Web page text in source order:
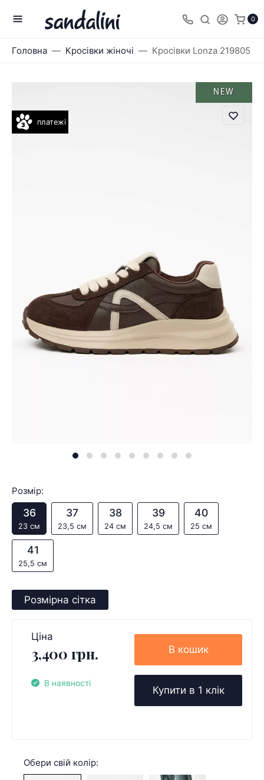
0
Головна Кросівки жіночі Кросівки Lonza 219805
платежі
NEW
Розмір:
36
23 см
37
23,5 см
38
24 см
39
24,5 см
40
25 см
41
25,5 см
Розмірна сітка
Ціна
3,400 грн.
В наявності
В кошик
Купити в 1 клік
Обери свій колір: